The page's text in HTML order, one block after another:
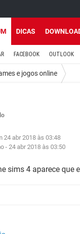
DICAS
FACEBOOK OUTLOOK
e jogos online
24 abr 2018 às 03:48
-24 abr 2018 às 03:50
sims 4 aparece que